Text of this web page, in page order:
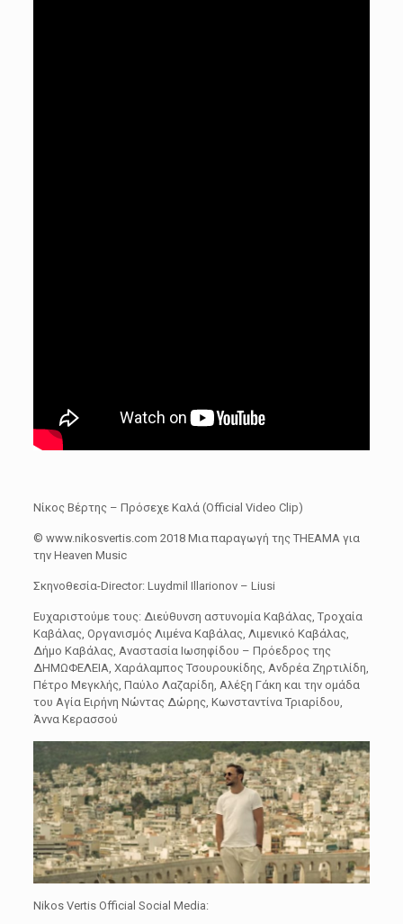
Νίκος Βέρτης – Πρόσεχε Καλά (Official Video Clip)
© www.nikosvertis.com 2018 Μια παραγωγή της THEAMA για
την Heaven Music
Σκηνοθεσία-Director: Luydmil Illarionov – Liusi
Ευχαριστούμε τους: Διεύθυνση αστυνομία Καβάλας, Tροχαία
Καβάλας, Οργανισμός Λιμένα Καβάλας, Λιμενικό Καβάλας,
Δήμο Καβάλας, Αναστασία Ιωσηφίδου – Πρόεδρος της
ΔΗΜΩΦΕΛΕΙΑ, Χαράλαμπος Τσουρουκίδης, Ανδρέα Ζηρτιλίδη,
Πέτρο Μεγκλής, Παύλο Λαζαρίδη, Αλέξη Γάκη και την ομάδα
του Αγία Ειρήνη Νώντας Δώρης, Κωνσταντίνα Τριαρίδου,
Άννα Κερασσού
Nikos Vertis Official Social Media: